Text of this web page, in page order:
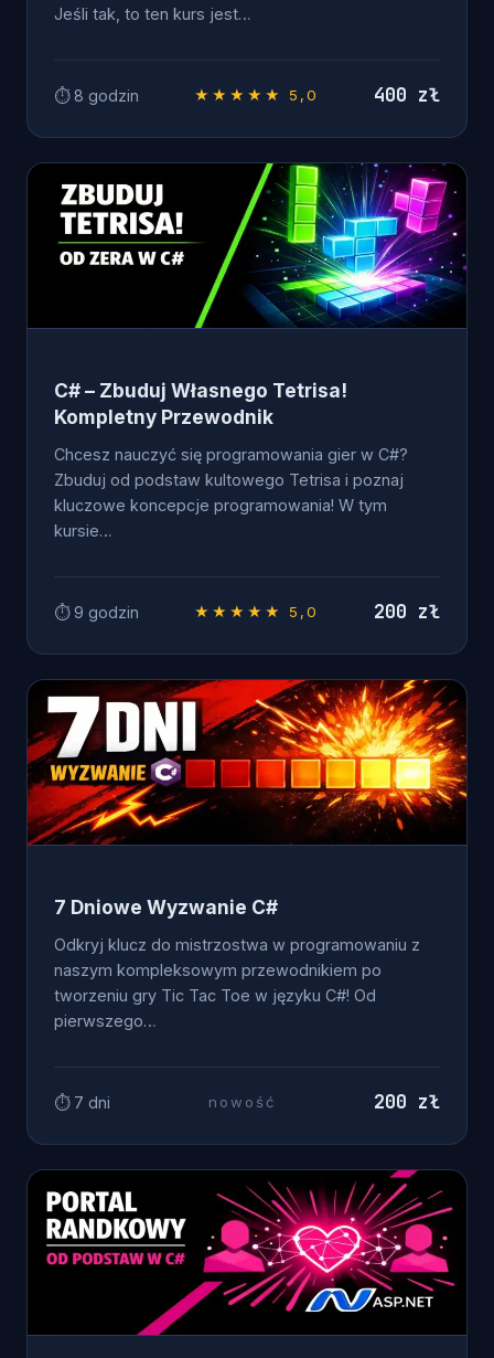
Jeśli tak, to ten kurs jest…
⏱ 8 godzin ★★★★★ 5,0 400 zł
OD ZERA DO .NET DEVELOPERA
C# – Zbuduj Własnego Tetrisa!
Kompletny Przewodnik
Chcesz nauczyć się programowania gier w C#?
Zbuduj od podstaw kultowego Tetrisa i poznaj
kluczowe koncepcje programowania! W tym
kursie…
⏱ 9 godzin ★★★★★ 5,0 200 zł
OD ZERA DO .NET DEVELOPERA
7 Dniowe Wyzwanie C#
Odkryj klucz do mistrzostwa w programowaniu z
naszym kompleksowym przewodnikiem po
tworzeniu gry Tic Tac Toe w języku C#! Od
pierwszego…
⏱ 7 dni nowość 200 zł
OD ZERA DO .NET DEVELOPERA